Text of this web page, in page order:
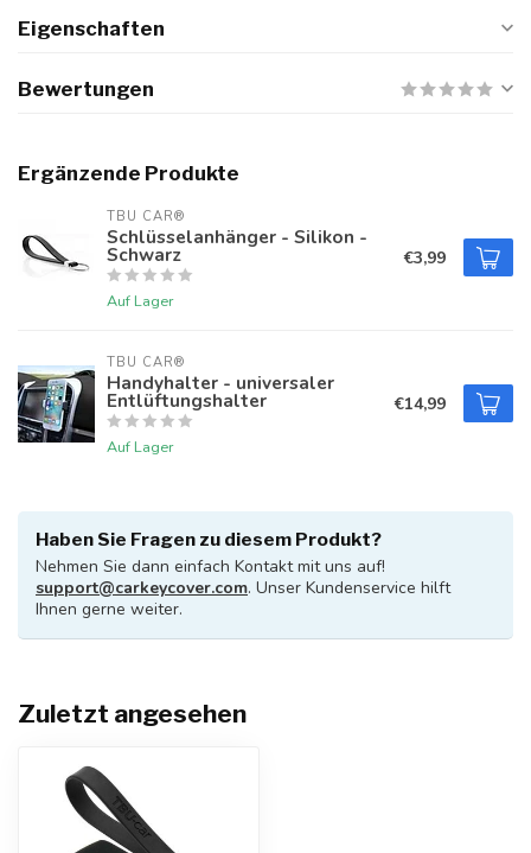
Eigenschaften
Bewertungen
Ergänzende Produkte
TBU CAR®
Schlüsselanhänger - Silikon -
Schwarz
Auf Lager
€3,99
TBU CAR®
Handyhalter - universaler
Entlüftungshalter
Auf Lager
€14,99
Haben Sie Fragen zu diesem Produkt?
Nehmen Sie dann einfach Kontakt mit uns auf!
support@carkeycover.com. Unser Kundenservice hilft
Ihnen gerne weiter.
Zuletzt angesehen